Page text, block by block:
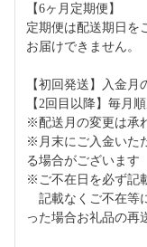
【6ヶ月定期便】
定期便は配送期日を
お届けできません。
【初回発送】入金月
【2回目以降】毎月
※配送月の変更は承
※月末にご入金いた
る場合がございます
※ご不在日を必ず記
記載なくご不在等
った場合お礼品の再